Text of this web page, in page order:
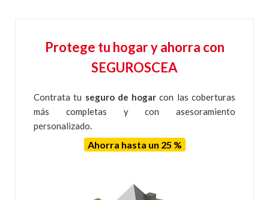
Protege tu hogar y ahorra con
SEGUROSCEA
Contrata tu seguro de hogar con las coberturas
más completas y con asesoramiento
personalizado.
Ahorra hasta un 25 %